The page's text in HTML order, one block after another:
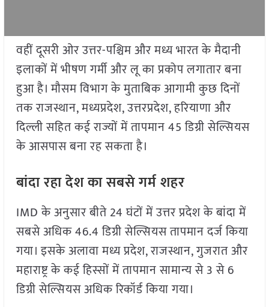
वहीं दूसरी ओर उत्तर-पश्चिम और मध्य भारत के मैदानी
इलाकों में भीषण गर्मी और लू का प्रकोप लगातार बना
हुआ है। मौसम विभाग के मुताबिक आगामी कुछ दिनों
तक राजस्थान, मध्यप्रदेश, उत्तरप्रदेश, हरियाणा और
दिल्ली सहित कई राज्यों में तापमान 45 डिग्री सेल्सियस
के आसपास बना रह सकता है।
बांदा रहा देश का सबसे गर्म शहर
IMD के अनुसार बीते 24 घंटों में उत्तर प्रदेश के बांदा में
सबसे अधिक 46.4 डिग्री सेल्सियस तापमान दर्ज किया
गया। इसके अलावा मध्य प्रदेश, राजस्थान, गुजरात और
महाराष्ट्र के कई हिस्सों में तापमान सामान्य से 3 से 6
डिग्री सेल्सियस अधिक रिकॉर्ड किया गया।